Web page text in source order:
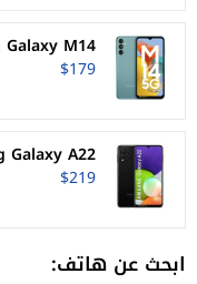
M14
$179
Galaxy A22
$219
ابحث عن هاتف: